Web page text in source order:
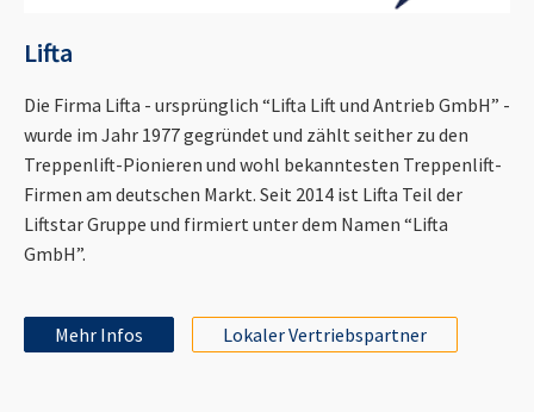
Lifta
Die Firma Lifta - ursprünglich “Lifta Lift und Antrieb GmbH” -
wurde im Jahr 1977 gegründet und zählt seither zu den
Treppenlift-Pionieren und wohl bekanntesten Treppenlift-
Firmen am deutschen Markt. Seit 2014 ist Lifta Teil der
Liftstar Gruppe und firmiert unter dem Namen “Lifta
GmbH”.
Mehr Infos Lokaler Vertriebspartner